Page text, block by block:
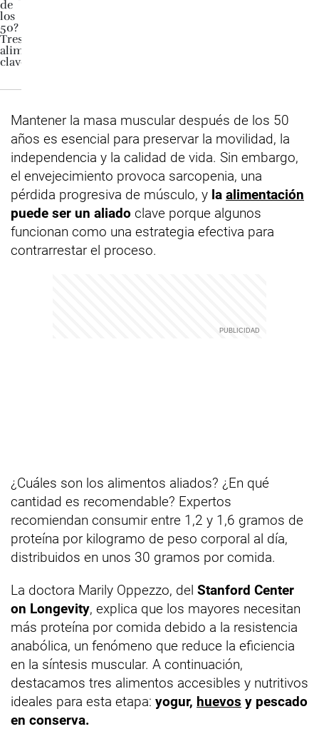
Mantener la masa muscular después de los 50
años es esencial para preservar la movilidad, la
independencia y la calidad de vida. Sin embargo,
el envejecimiento provoca sarcopenia, una
pérdida progresiva de músculo, y la alimentación
puede ser un aliado clave porque algunos
funcionan como una estrategia efectiva para
contrarrestar el proceso.
¿Cuáles son los alimentos aliados? ¿En qué
cantidad es recomendable? Expertos
recomiendan consumir entre 1,2 y 1,6 gramos de
proteína por kilogramo de peso corporal al día,
distribuidos en unos 30 gramos por comida.
La doctora Marily Oppezzo, del Stanford Center
on Longevity, explica que los mayores necesitan
más proteína por comida debido a la resistencia
anabólica, un fenómeno que reduce la eficiencia
en la síntesis muscular. A continuación,
destacamos tres alimentos accesibles y nutritivos
ideales para esta etapa: yogur, huevos y pescado
en conserva.